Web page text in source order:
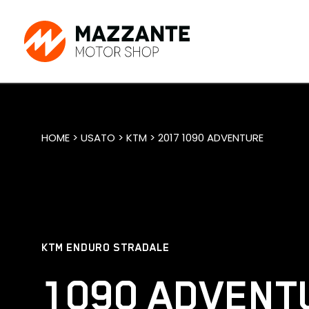
HOME > USATO > KTM > 2017 1090 ADVENTURE
KTM ENDURO STRADALE
1090